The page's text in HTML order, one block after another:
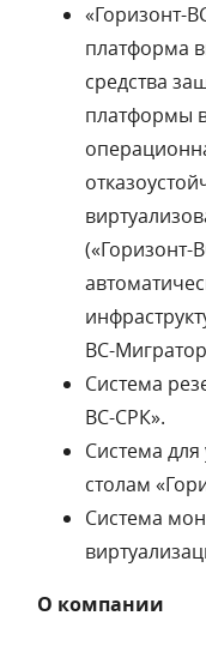
«Горизонт-
платформа
средства
платформы
(«Горизонт-
ВС-
Система
ВС-СРК».
Система
столам
Система
О компании